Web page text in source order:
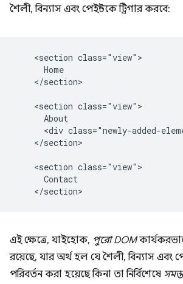
শৈলী, বিন্যাস এবং পেইন্টকে ট্রিগার করবে:
    <section class="view">
      Home
    </section>
    <section class="view">
      About
<div class="newly-added-
    </section>
    <section class="view">
      Contact
এই ক্ষেত্রে, যাইহোক, পুরো DOM
রয়েছে, যার অর্থ হল যে শৈলী, বিন্যাস এবং
পরিবর্তন করা হয়েছে কিনা তা নির্বিশেষে